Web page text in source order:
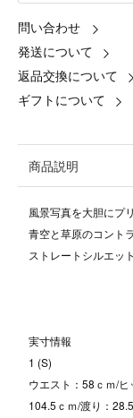
問い合わせ
発送について
返品交換について
ギフトについて
商品説明
風景写真を大胆にプ
青空と草原のコント
ストレートシルエッ
実寸情報
1 (S)
ウエスト：58ｃｍ/
104.5ｃｍ/渡り：